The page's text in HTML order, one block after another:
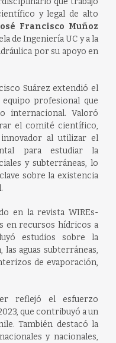
y legal de alto
Francisco Muñoz
de Ingeniería UC y a la
por su apoyo en
Suárez extendió el
profesional que
internacional. Valoró
el comité científico,
al utilizar el
para estudiar la
y subterráneas, lo
sobre la existencia
en la revista WIREs-
en recursos hídricos a
estudios sobre la
aguas subterráneas,
de evaporación,
reflejó el esfuerzo
que contribuyó a un
También destacó la
y nacionales,